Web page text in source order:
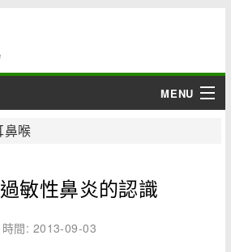
MENU
鼻喉
敏性鼻炎的認識
時間: 2013-09-03